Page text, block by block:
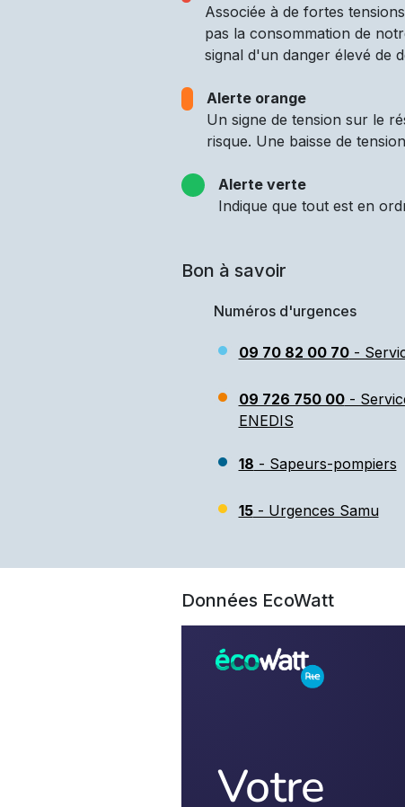
Associée à de fortes
pas la consommation de
signal d'un danger élevé de
Alerte orange
Un signe de tension sur le
risque. Une baisse de
Alerte verte
Indique que tout est en
Bon à savoir
Numéros d'urgences
09 70 82 00 70-
09 726 750 00-
ENEDIS
18 - Sapeurs-pompiers
15- Urgences Samu
Données EcoWatt